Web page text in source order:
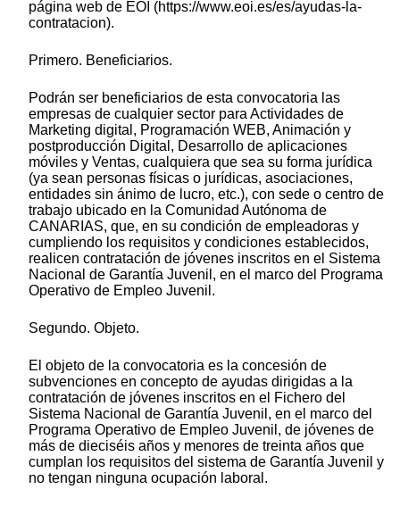
página web de EOI (https://www.eoi.es/es/ayudas-la-
contratacion).
Primero. Beneficiarios.
Podrán ser beneficiarios de esta convocatoria las
empresas de cualquier sector para Actividades de
Marketing digital, Programación WEB, Animación y
postproducción Digital, Desarrollo de aplicaciones
móviles y Ventas, cualquiera que sea su forma jurídica
(ya sean personas físicas o jurídicas, asociaciones,
entidades sin ánimo de lucro, etc.), con sede o centro de
trabajo ubicado en la Comunidad Autónoma de
CANARIAS, que, en su condición de empleadoras y
cumpliendo los requisitos y condiciones establecidos,
realicen contratación de jóvenes inscritos en el Sistema
Nacional de Garantía Juvenil, en el marco del Programa
Operativo de Empleo Juvenil.
Segundo. Objeto.
El objeto de la convocatoria es la concesión de
subvenciones en concepto de ayudas dirigidas a la
contratación de jóvenes inscritos en el Fichero del
Sistema Nacional de Garantía Juvenil, en el marco del
Programa Operativo de Empleo Juvenil, de jóvenes de
más de dieciséis años y menores de treinta años que
cumplan los requisitos del sistema de Garantía Juvenil y
no tengan ninguna ocupación laboral.